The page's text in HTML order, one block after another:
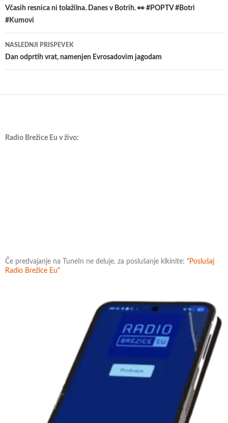
po
Včasih resnica ni tolažilna. Danes v Botrih. 👀 #POPTV #Botri
#Kumovi
NASLEDNJI PRISPEVEK
Dan odprtih vrat, namenjen Evrosadovim jagodam
Radio Brežice Eu v živo:
Če predvajanje na TuneIn ne deluje, za poslušanje klkinite: "Poslušaj
Radio Brežice Eu"